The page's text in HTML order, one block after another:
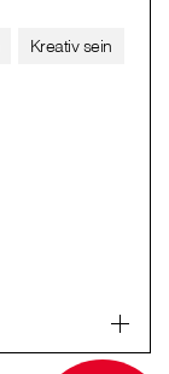
Kreativ sein